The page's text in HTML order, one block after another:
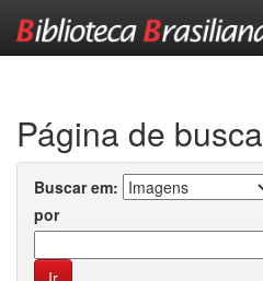
Página de busca
Buscar em:
por